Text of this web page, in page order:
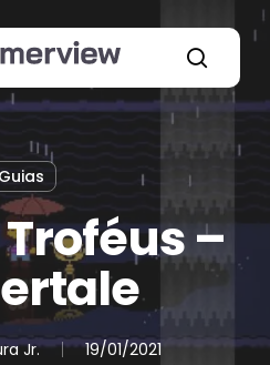
search
Guias
–
Jr.
19/01/2021